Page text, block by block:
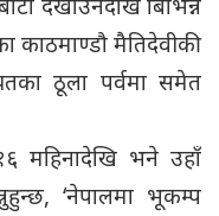
काठमाण्डौ मैतिदेवीकी
ठूला पर्वमा समेत
महिनादेखि भने उहाँ
‘नेपालमा भूकम्प